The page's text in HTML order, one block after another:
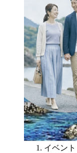
イベント